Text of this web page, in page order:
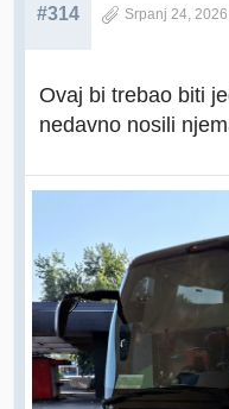
#314 Srpanj 24,
Ovaj bi trebao biti
nedavno nosili